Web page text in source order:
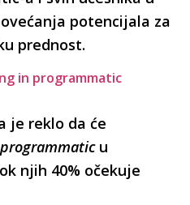
potencijala za
prednost.
je reklo da će
programmaticu
njih 40% očekuje